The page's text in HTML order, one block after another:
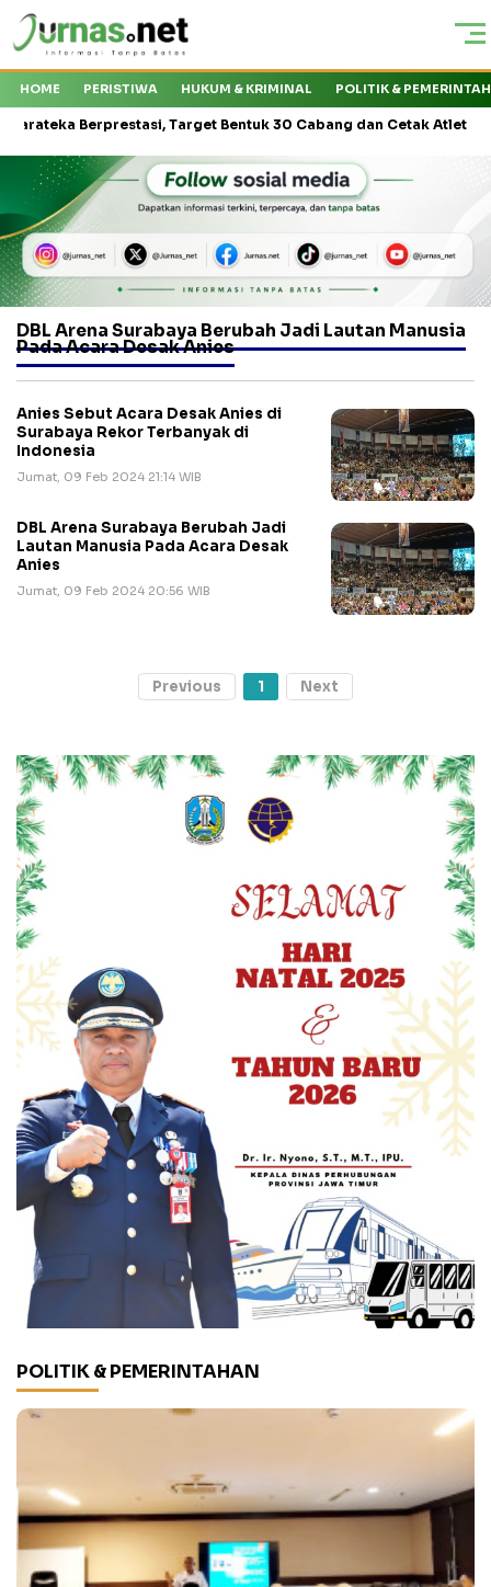
HOME PERISTIWA HUKUM & KRIMINAL POLITIK &
Berprestasi, Target Bentuk 30 Cabang dan Cetak Atlet Nasional
DBL Arena Surabaya Berubah Jadi Lautan Manusia
Pada Acara Desak Anies
Anies Sebut Acara Desak Anies di
Surabaya Rekor Terbanyak di
Indonesia
Jumat, 09 Feb 2024 21:14 WIB
DBL Arena Surabaya Berubah Jadi
Lautan Manusia Pada Acara Desak
Anies
Jumat, 09 Feb 2024 20:56 WIB
Previous 1 Next
POLITIK & PEMERINTAHAN